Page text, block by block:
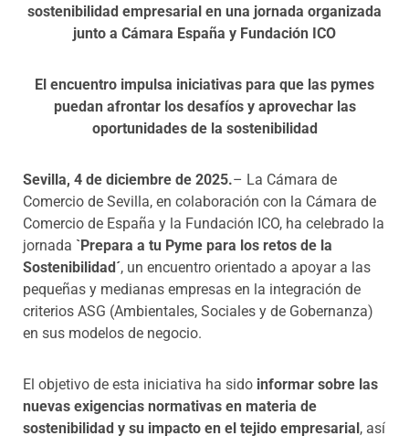
sostenibilidad empresarial en una jornada organizada
junto a Cámara España y Fundación ICO
El encuentro impulsa iniciativas para que las pymes
puedan afrontar los desafíos y aprovechar las
oportunidades de la sostenibilidad
Sevilla, 4 de diciembre de 2025.– La Cámara de
Comercio de Sevilla, en colaboración con la Cámara de
Comercio de España y la Fundación ICO, ha celebrado la
jornada `Prepara a tu Pyme para los retos de la
Sostenibilidad´, un encuentro orientado a apoyar a las
pequeñas y medianas empresas en la integración de
criterios ASG (Ambientales, Sociales y de Gobernanza)
en sus modelos de negocio.
El objetivo de esta iniciativa ha sido informar sobre las
nuevas exigencias normativas en materia de
sostenibilidad y su impacto en el tejido empresarial, así